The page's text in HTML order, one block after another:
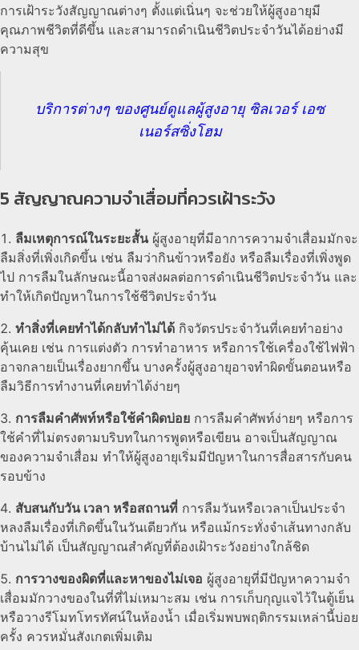
การเฝ้าระวังสัญญาณต่างๆ ตั้งแต่เนิ่นๆ จะช่วยให้ผู้สูงอายุมี
คุณภาพชีวิตที่ดีขึ้น และสามารถดำเนินชีวิตประจำวันได้อย่างมี
ความสุข
บริการต่างๆ ของศูนย์ดูแลผู้สูงอายุ ซิลเวอร์ เอซ
เนอร์สซิ่งโฮม
5 สัญญาณความจำเสื่อมที่ควรเฝ้าระวัง
ลืมเหตุการณ์ในระยะสั้นผู้สูงอายุที่มีอาการความจำเสื่อมมักจะ
ลืมสิ่งที่เพิ่งเกิดขึ้น เช่น ลืมว่ากินข้าวหรือยัง หรือลืมเรื่องที่เพิ่งพูด
ไป การลืมในลักษณะนี้อาจส่งผลต่อการดำเนินชีวิตประจำวัน และ
ทำให้เกิดปัญหาในการใช้ชีวิตประจำวัน
ทำสิ่งที่เคยทำได้กลับทำไม่ได้ กิจวัตรประจำวันที่เคยทำอย่าง
คุ้นเคย เช่น การแต่งตัว การทำอาหาร หรือการใช้เครื่องใช้ไฟฟ้า
อาจกลายเป็นเรื่องยากขึ้น บางครั้งผู้สูงอายุอาจทำผิดขั้นตอนหรือ
ลืมวิธีการทำงานที่เคยทำได้ง่ายๆ
การลืมคำศัพท์หรือใช้คำผิดบ่อย การลืมคำศัพท์ง่ายๆ หรือการ
ใช้คำที่ไม่ตรงตามบริบทในการพูดหรือเขียน อาจเป็นสัญญาณ
ของความจำเสื่อม ทำให้ผู้สูงอายุเริ่มมีปัญหาในการสื่อสารกับคน
รอบข้าง
สับสนกับวัน เวลา หรือสถานที่ การลืมวันหรือเวลาเป็นประจำ
หลงลืมเรื่องที่เกิดขึ้นในวันเดียวกัน หรือแม้กระทั่งจำเส้นทางกลับ
บ้านไม่ได้ เป็นสัญญาณสำคัญที่ต้องเฝ้าระวังอย่างใกล้ชิด
การวางของผิดที่และหาของไม่เจอ ผู้สูงอายุที่มีปัญหาความจำ
เสื่อมมักวางของในที่ที่ไม่เหมาะสม เช่น การเก็บกุญแจไว้ในตู้เย็น
หรือวางรีโมทโทรทัศน์ในห้องน้ำ เมื่อเริ่มพบพฤติกรรมเหล่านี้บ่อย
ครั้ง ควรหมั่นสังเกตเพิ่มเติม